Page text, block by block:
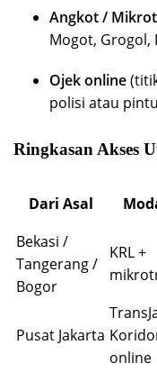
Angkot /
Mogot, Grogol,
Ojek online
polisi atau
Ringkasan Akses
Dari Asal
Bekasi /
Tangerang /
Bogor
KRL +
Pusat Jakarta
online